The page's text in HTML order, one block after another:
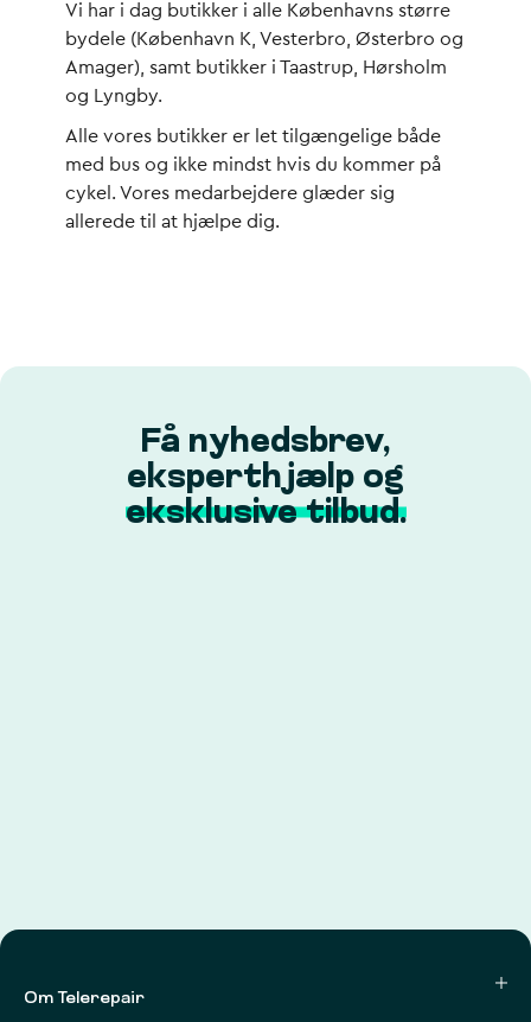
Vi har i dag butikker i alle Københavns større
bydele (København K, Vesterbro, Østerbro og
Amager), samt butikker i Taastrup, Hørsholm
og Lyngby.
Alle vores butikker er let tilgængelige både
med bus og ikke mindst hvis du kommer på
cykel. Vores medarbejdere glæder sig
allerede til at hjælpe dig.
Få nyhedsbrev,
eksperthjælp og
eksklusive tilbud.
Om Telerepair